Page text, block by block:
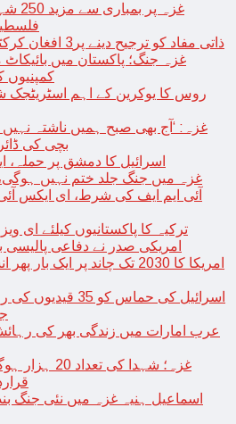
غزہ
ذاتی مفاد کو ترجیح دینے پر3 افغان کرکٹرز کیخلاف کارروائی
غزہ جنگ؛ پاکستان میں
کمپنیوں
روس کا یوکرین کے اہم اسٹریٹجک
غزہ: ‘آج بھی صبح ہمیں ناشتہ
بچی کی
اسرائیل کا دمشق پر حملہ،
غزہ میں جنگ جلد ختم نہیں ہوگی،
آئی ایم ایف کی شرط، ای ایکس آئی
ترکیہ کا پاکستانیوں کیلئے ای
امریکی صدر نے دفاعی پالیسی
امریکا کا 2030 تک چاند پر ایک
عرب امارات میں زندگی بھر کی
غزہ؛ شہدا کی
اسماعیل ہنیہ غزہ میں نئی جنگ